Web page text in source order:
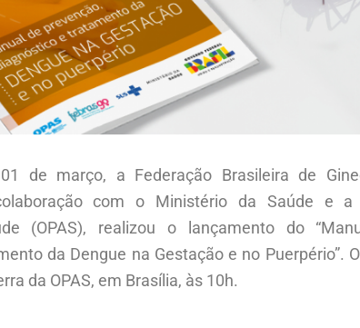
de março, a Federação Brasileira de
com o Ministério da Saúde e a
(OPAS), realizou o lançamento do
da Dengue na Gestação e no Puerpério”.
da OPAS, em Brasília, às 10h.